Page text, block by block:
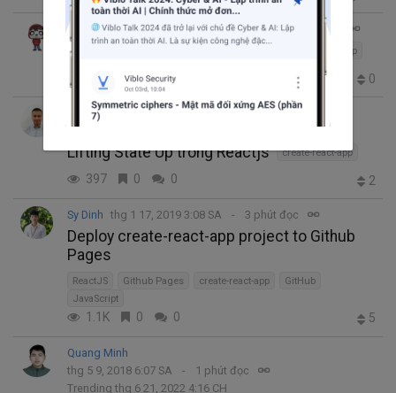
Phorn Sopheak thg 6 23, 2019 2:43 CH 3 phút đọc
Getting start with React native create-react-app
86 0 0 0
Kieu Minh Phuoc
thg 6 22, 2019 10:24 SA
Lifting State Up trong Reactjs create-react-app
397 0 0 2
Sy Dinh thg 1 17, 2019 3:08 SA 3 phút đọc
Deploy create-react-app project to Github
Pages
ReactJS Github Pages create-react-app
GitHub
JavaScript
1.1K 0 0 5
Quang Minh
thg 5 9, 2018 6:07 SA
1 phút đọc
Trending thg 6 21, 2022 4:16 CH